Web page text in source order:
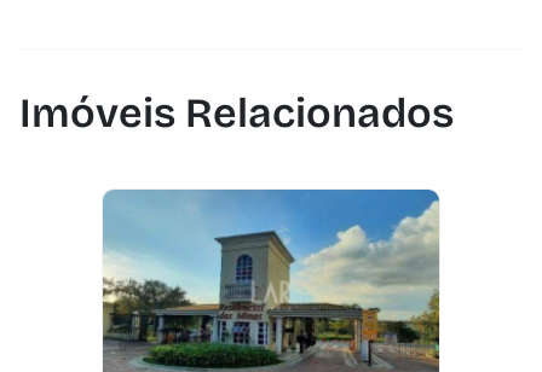
Imóveis Relacionados